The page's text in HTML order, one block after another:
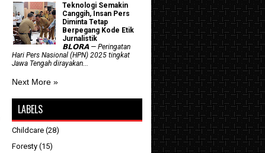
Teknologi Semakin
Canggih, Insan Pers
Diminta Tetap
Berpegang Kode Etik
Jurnalistik
𝗕𝗟𝗢𝗥𝗔 — Peringatan
Hari Pers Nasional (HPN) 2025 tingkat
Jawa Tengah dirayakan...
Next More »
LABELS
Childcare (28)
Foresty (15)